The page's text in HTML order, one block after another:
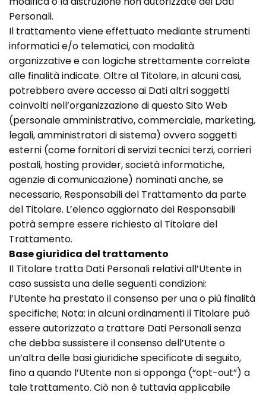
Personali.
Il trattamento viene effettuato mediante strumenti
informatici e/o telematici, con modalità
organizzative e con logiche strettamente correlate
alle finalità indicate. Oltre al Titolare, in alcuni casi,
potrebbero avere accesso ai Dati altri soggetti
coinvolti nell’organizzazione di questo Sito Web
(personale amministrativo, commerciale, marketing,
legali, amministratori di sistema) ovvero soggetti
esterni (come fornitori di servizi tecnici terzi, corrieri
postali, hosting provider, società informatiche,
agenzie di comunicazione) nominati anche, se
necessario, Responsabili del Trattamento da parte
del Titolare. L’elenco aggiornato dei Responsabili
potrà sempre essere richiesto al Titolare del
Trattamento.
Base giuridica del trattamento
Il Titolare tratta Dati Personali relativi all’Utente in
caso sussista una delle seguenti condizioni:
l’Utente ha prestato il consenso per una o più finalità
specifiche; Nota: in alcuni ordinamenti il Titolare può
essere autorizzato a trattare Dati Personali senza
che debba sussistere il consenso dell’Utente o
un’altra delle basi giuridiche specificate di seguito,
fino a quando l’Utente non si opponga (“opt-out”) a
tale trattamento. Ciò non è tuttavia applicabile